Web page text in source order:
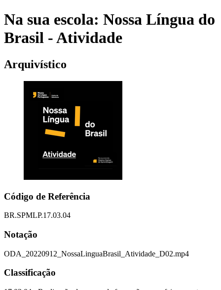
Na sua escola: Nossa Língua do
Brasil - Atividade
Arquivístico
Código de Referência
BR.SPMLP.17.03.04
Notação
ODA_20220912_NossaLinguaBrasil_Atividade_D02.mp4
Classificação